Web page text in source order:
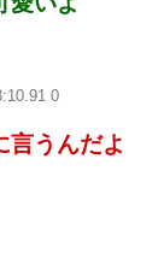
0
言うんだよ